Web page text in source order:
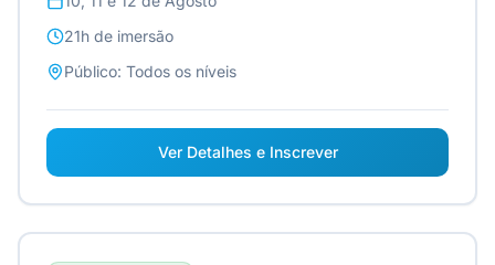
21h de imersão
Público: Todos os níveis
Ver Detalhes e Inscrever